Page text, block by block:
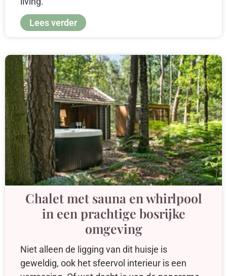
Lees verder
Chalet met sauna en whirlpool
in een prachtige bosrijke
omgeving
Niet alleen de ligging van dit huisje is
geweldig, ook het sfeervol interieur is een